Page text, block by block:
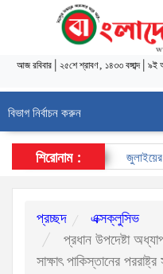
আজরবিবার ২৫শে শ্রাবণ, ১৪৩৩ বঙ্গাব্দ| ৯ই
বিভাগ নির্বাচন করুন
শিরোনাম : জুলাইয়ের
প্রচ্ছদ
এক্সক্লুসিভ
প্রধান উপদেষ্টা
সাক্ষাৎ পাকিস্তানের